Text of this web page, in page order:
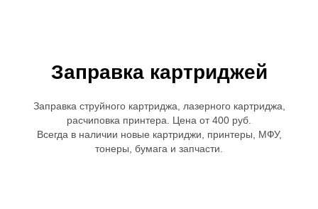
Заправка картриджей
Заправка струйного картриджа, лазерного картриджа,
расчиповка принтера. Цена от 400 руб.
Всегда в наличии новые картриджи, принтеры, МФУ,
тонеры, бумага и запчасти.